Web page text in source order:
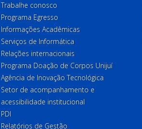
Trabalhe conosco
Programa Egresso
Informações Acadêmicas
Serviços de Informática
Relações internacionais
Programa Doação de Corpos Unijuí
Agência de Inovação Tecnológica
Setor de acompanhamento e
acessibilidade institucional
PDI
Relatórios de Gestão